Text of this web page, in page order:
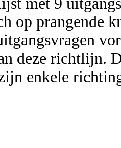
op prangende
deze richtlijn.
enkele